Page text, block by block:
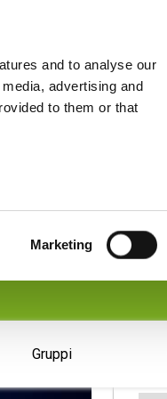
and to analyse our
advertising and
to them or that
Marketing
Gruppi